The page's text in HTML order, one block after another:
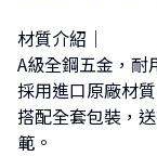
材質介紹｜
A級全鋼五金，耐
採用進口原廠材
搭配全套包裝，
範。